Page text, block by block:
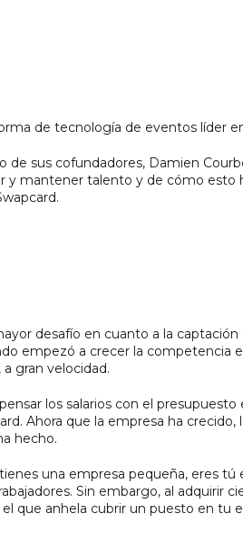
de tecnología de eventos líder
de sus cofundadores, Damien
y mantener talento y de cómo esto
desafío en cuanto a la
empezó a crecer la competencia
gran velocidad.
los salarios con el presupuesto
Ahora que la empresa ha crecido,
hecho.
una empresa pequeña, eres tú
Sin embargo, al adquirir
que anhela cubrir un puesto en tu